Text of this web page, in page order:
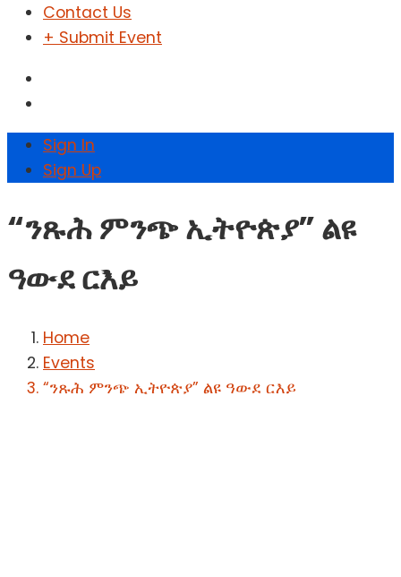
Contact Us
+ Submit Event
Sign In
Sign Up
“ንጹሕ ምንጭ ኢትዮጵያ” ልዩ
ዓውደ ርእይ
Home
Events
“ንጹሕ ምንጭ ኢትዮጵያ” ልዩ ዓውደ ርእይ